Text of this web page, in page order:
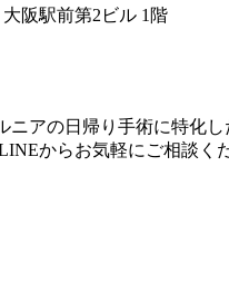
阪駅前第2ビル 1階
ニアの日帰り手術に特化
からお気軽にご相談